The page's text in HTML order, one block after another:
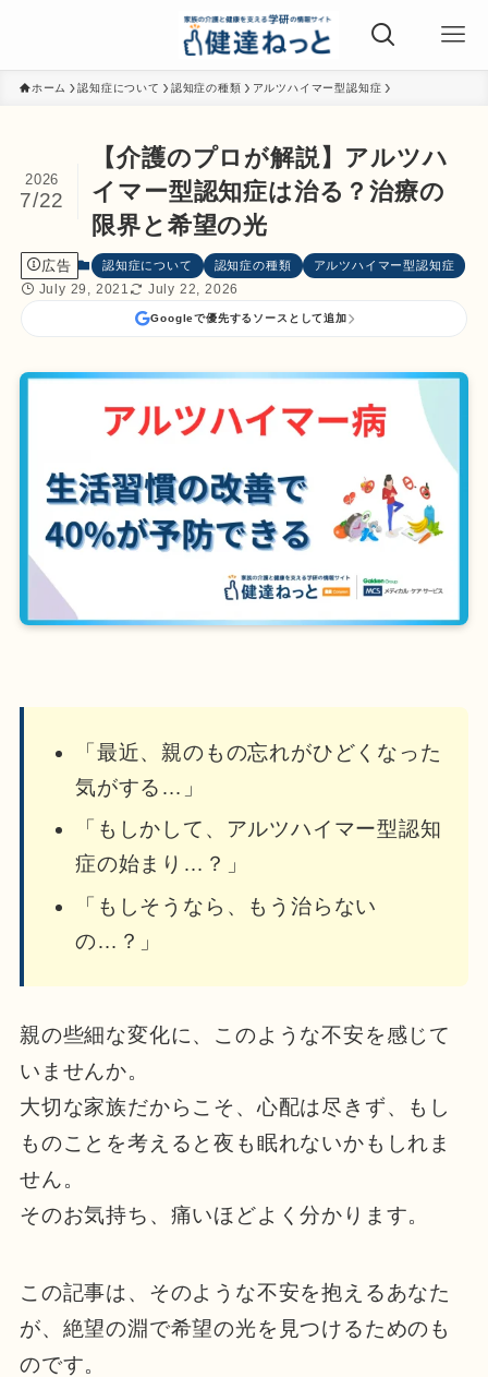
ホーム 認知症について 認知症の種類 アルツハイマー型認知症
【介護のプロが解説】アルツハ
イマー型認知症は治る？治療の
限界と希望の光
2026
7/22
広告 認知症について 認知症の種類 アルツハイマー型認知症
July 29, 2021 July 22, 2026
Googleで優先するソースとして追加
「最近、親のもの忘れがひどくなった
気がする…」
「もしかして、アルツハイマー型認知
症の始まり…？」
「もしそうなら、もう治らない
の…？」
親の些細な変化に、このような不安を感じて
いませんか。
大切な家族だからこそ、心配は尽きず、もし
ものことを考えると夜も眠れないかもしれま
せん。
そのお気持ち、痛いほどよく分かります。
この記事は、そのような不安を抱えるあなた
が、絶望の淵で希望の光を見つけるためのも
のです。